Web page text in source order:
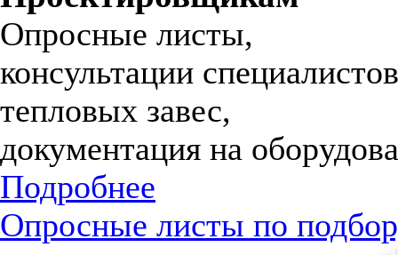
Опросные листы,
консультации
тепловых завес,
документация на
Подробнее
Опросные листы по